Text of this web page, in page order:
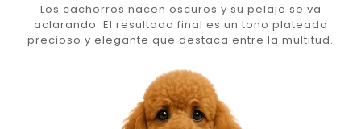
Los cachorros nacen oscuros y su pelaje se va
aclarando. El resultado final es un tono plateado
precioso y elegante que destaca entre la multitud.